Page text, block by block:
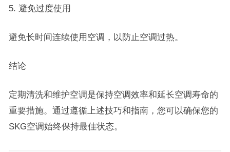
5. 避免过度使用
避免长时间连续使用空调，以防止空调过热。
结论
定期清洗和维护空调是保持空调效率和延长空调寿命的
重要措施。通过遵循上述技巧和指南，您可以确保您的
SKG空调始终保持最佳状态。